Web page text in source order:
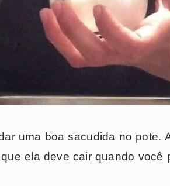
uma boa sacudida no pote.
ela deve cair quando você